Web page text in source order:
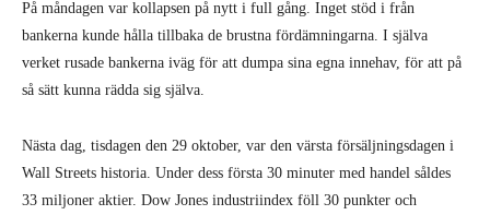
På måndagen var kollapsen på nytt i full gång. Inget stöd i från
bankerna kunde hålla tillbaka de brustna fördämningarna. I själva
verket rusade bankerna iväg för att dumpa sina egna innehav, för att på
så sätt kunna rädda sig själva.
Nästa dag, tisdagen den 29 oktober, var den värsta försäljningsdagen i
Wall Streets historia. Under dess första 30 minuter med handel såldes
33 miljoner aktier. Dow Jones industriindex föll 30 punkter och